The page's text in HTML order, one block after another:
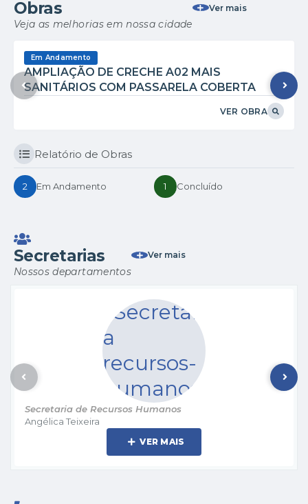
Obras
Veja as melhorias em nossa cidade
Ver mais
Em Andamento
AMPLIAÇÃO DE CRECHE A02 MAIS
SANITÁRIOS COM PASSARELA COBERTA
VER OBRA
Relatório de Obras
2 Em Andamento 1 Concluído
Secretarias
Nossos departamentos
Ver mais
Secretaria de Recursos Humanos
Angélica Teixeira
VER MAIS